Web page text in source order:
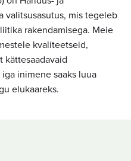
valitsusasutus, mis tegeleb
rakendamisega. Meie
kvaliteetseid,
kättesaadavaid
inimene saaks luua
elukaareks.